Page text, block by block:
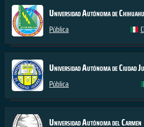
Universidad Autónoma de
Pública
Universidad Autónoma de Ciudad
Pública
Universidad Autónoma del Carmen